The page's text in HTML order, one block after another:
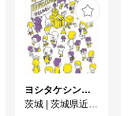
ヨシタケシンスケ展かもしれない
茨城 | 茨城県近代美術館